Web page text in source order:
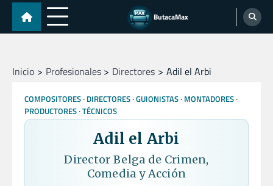
Skip
content
ButacaMax
Inicio Profesionales Directores Adil el Arbi
COMPOSITORES DIRECTORES GUIONISTAS MONTADORES
PRODUCTORES TÉCNICOS
Adil el Arbi
Director Belga de Crimen,
Comedia y Acción